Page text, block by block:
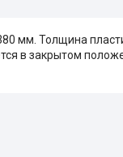
мм. Толщина
в закрытом